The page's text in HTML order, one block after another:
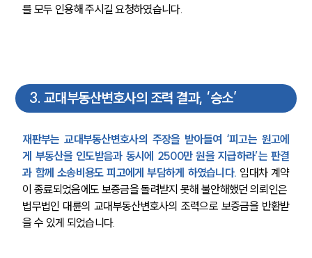
를 모두 인용해 주시길 요청하였습니다.
3. 교대부동산변호사의 조력 결과, ‘승소’
재판부는 교대부동산변호사의 주장을 받아들여 ‘피고는 원고에
게 부동산을 인도받음과 동시에 2500만 원을 지급하라’는 판결
과 함께 소송비용도 피고에게 부담하게 하였습니다. 임대차 계약
이 종료되었음에도 보증금을 돌려받지 못해 불안해했던 의뢰인은
법무법인 대륜의 교대부동산변호사의 조력으로 보증금을 반환받
을 수 있게 되었습니다.